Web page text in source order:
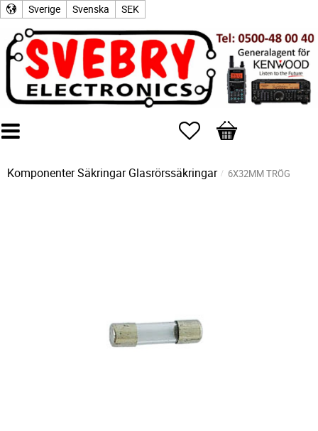
Sverige Svenska SEK
Favoriter
Kundvagn
KomponenterSäkringar Glasrörssäkringar 6X32MM TRÖG